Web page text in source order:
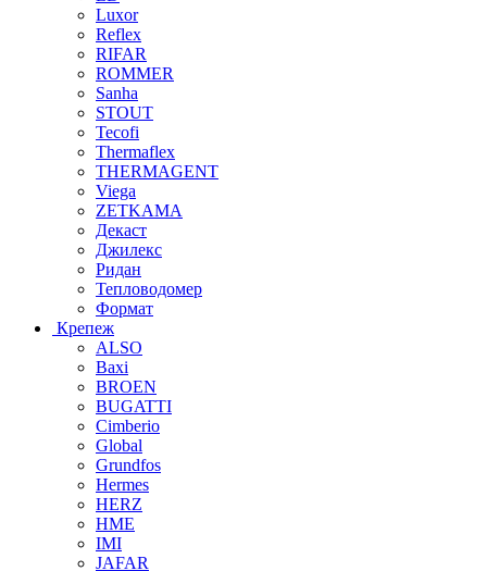
Luxor
Reflex
RIFAR
ROMMER
Sanha
STOUT
Tecofi
Thermaflex
THERMAGENT
Viega
ZETKAMA
Декаст
Джилекс
Ридан
Тепловодомер
Формат
Крепеж
ALSO
Baxi
BROEN
BUGATTI
Cimberio
Global
Grundfos
Hermes
HERZ
HME
IMI
JAFAR